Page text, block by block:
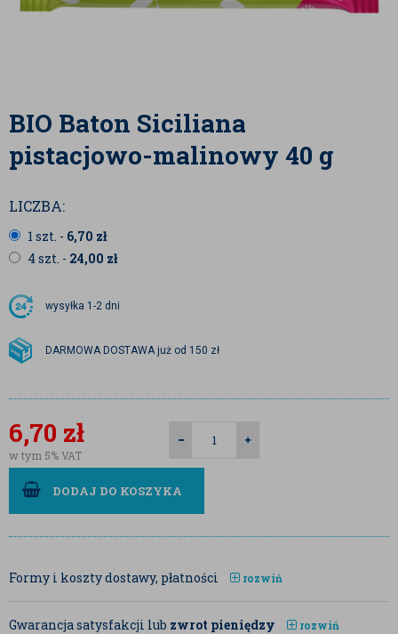
BIO Baton Siciliana
pistacjowo-malinowy 40 g
LICZBA:
1 szt. - 6,70 zł
4 szt. - 24,00 zł
wysyłka 1-2 dni
DARMOWA DOSTAWA już od 150 zł
6,70 zł
w tym 5% VAT
DODAJ DO KOSZYKA
Formy i koszty dostawy, płatności rozwiń
Gwarancja satysfakcji lub zwrot pieniędzy rozwiń